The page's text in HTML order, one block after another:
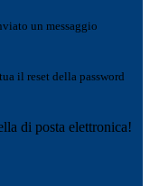
un messaggio
il reset della password
di posta elettronica!